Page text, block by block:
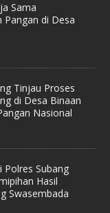
Sama
Pangan di Desa
Tinjau Proses
di Desa Binaan
Nasional
Polres Subang
Hasil
Swasembada